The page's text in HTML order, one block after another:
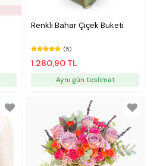
Renkli Bahar Çiçek Buketi
(5)
1.280,90 TL
Aynı gün teslimat